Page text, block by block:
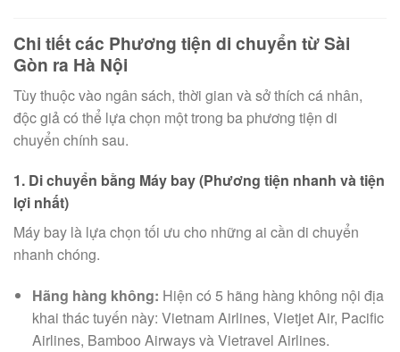
Chi tiết các Phương tiện di chuyển từ Sài
Gòn ra Hà Nội
Tùy thuộc vào ngân sách, thời gian và sở thích cá nhân,
độc giả có thể lựa chọn một trong ba phương tiện di
chuyển chính sau.
1. Di chuyển bằng Máy bay (Phương tiện nhanh và tiện
lợi nhất)
Máy bay là lựa chọn tối ưu cho những ai cần di chuyển
nhanh chóng.
Hãng hàng không: Hiện có 5 hãng hàng không nội địa
khai thác tuyến này: Vietnam Airlines, Vietjet Air, Pacific
Airlines, Bamboo Airways và Vietravel Airlines.